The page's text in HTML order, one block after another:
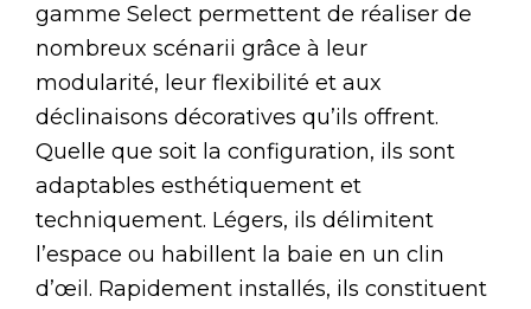
gamme Select permettent de réaliser de
nombreux scénarii grâce à leur
modularité, leur flexibilité et aux
déclinaisons décoratives qu’ils offrent.
Quelle que soit la configuration, ils sont
adaptables esthétiquement et
techniquement. Légers, ils délimitent
l’espace ou habillent la baie en un clin
d’œil. Rapidement installés, ils constituent